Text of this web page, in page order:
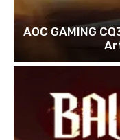
AOC GAMING